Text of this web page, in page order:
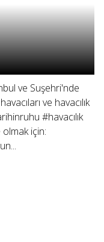
ve Suşehri'nde
ve havacılık
#havacılık
için: